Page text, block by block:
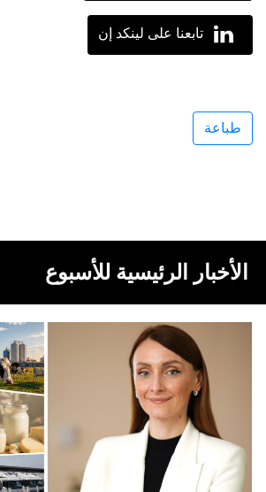
تابعنا على لينكد إن
طباعة
الأخبار الرئيسية للأسبوع